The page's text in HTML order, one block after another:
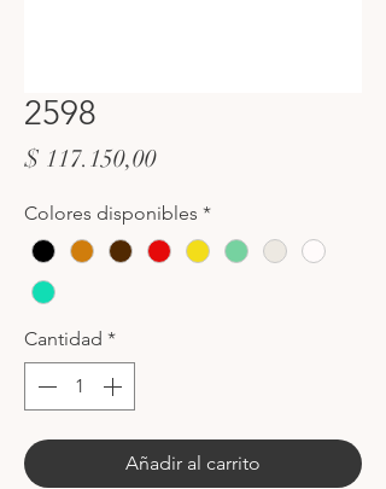
2598
$ 117.150,00Precio
Colores disponibles *
Cantidad *
Añadir al carrito